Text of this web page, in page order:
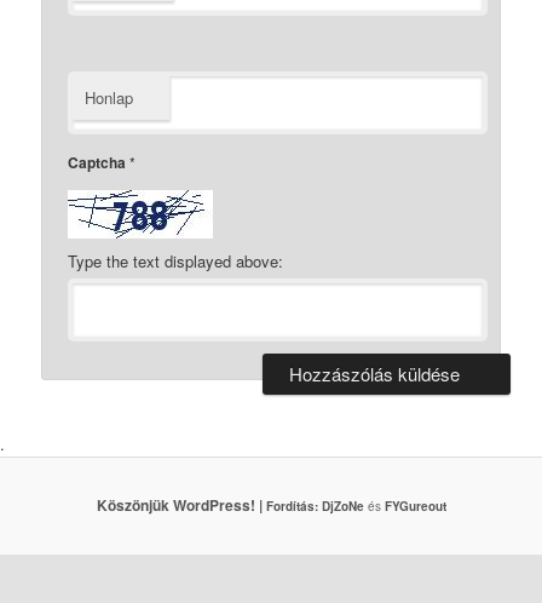
Honlap
Captcha*
Type the text displayed above:
.
Köszönjük WordPress! | Fordítás: DjZoNeés FYGureout